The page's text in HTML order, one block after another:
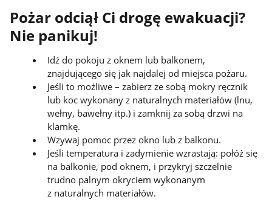
Pożar odciął Ci drogę ewakuacji?
Nie panikuj!
Idź do pokoju z oknem lub balkonem,
znajdującego się jak najdalej od miejsca pożaru.
Jeśli to możliwe – zabierz ze sobą mokry ręcznik
lub koc wykonany z naturalnych materiałów (lnu,
wełny, bawełny itp.) i zamknij za sobą drzwi na
klamkę.
Wzywaj pomoc przez okno lub z balkonu.
Jeśli temperatura i zadymienie wzrastają: połóż się
na balkonie, pod oknem, i przykryj szczelnie
trudno palnym okryciem wykonanym
z naturalnych materiałów.